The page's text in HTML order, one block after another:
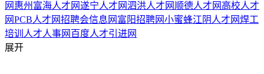
网 惠州富海人才网遂宁人才网泗洪人才网 顺德人才网 高校人才
网PCB人才网招聘会信息网 富阳招聘网小蜜蜂江阴人才网焊工
培训 人才人事网 百度人才引进网
展开